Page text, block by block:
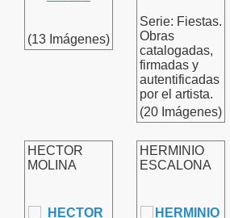
(13 Imágenes)
Serie: Fiestas.
Obras
catalogadas,
firmadas y
autentificadas
por el artista.
(20 Imágenes)
HECTOR
MOLINA
HERMINIO
ESCALONA